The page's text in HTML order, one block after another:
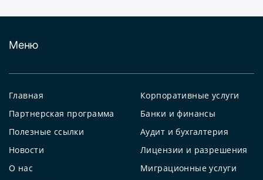
Меню
Главная
Партнерская программа
Полезные ссылки
Новости
О нас
Корпоративные услуги
Банки и финансы
Аудит и бухгалтерия
Лицензии и разрешения
Миграционные услуги